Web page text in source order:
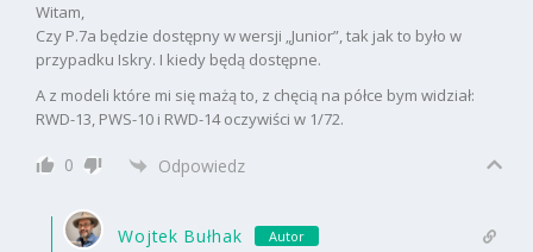
Witam,
Czy P.7a będzie dostępny w wersji „Junior”, tak jak to było w
przypadku Iskry. I kiedy będą dostępne.
A z modeli które mi się mażą to, z chęcią na półce bym widział:
RWD-13, PWS-10 i RWD-14 oczywiści w 1/72.
0 Odpowiedz
Wojtek Bułhak Autor